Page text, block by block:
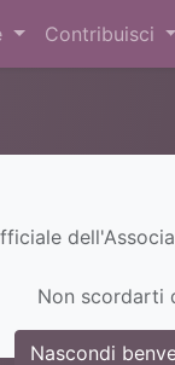
Contribuisci
Non scordarti
Nascondi